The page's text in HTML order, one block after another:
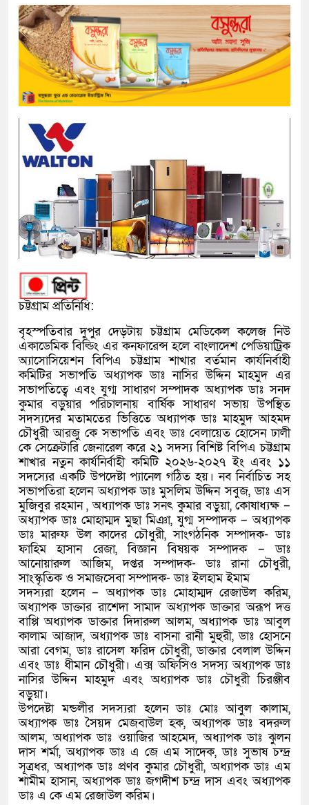
চট্টগ্রাম প্রতিনিধি:
বৃহস্পতিবার দুপুর দেড়টায় চট্টগ্রাম মেডিকেল কলেজ নিউ
একাডেমিক বিল্ডিং এর কনফারেন্স হলে বাংলাদেশ পেডিয়াট্রিক
অ্যাসোসিয়েশন বিপিএ চট্টগ্রাম শাখার বর্তমান কার্যনির্বাহী
কমিটির সভাপতি অধ্যাপক ডাঃ নাসির উদ্দিন মাহমুদ এর
সভাপতিত্বে এবং যুগ্ম সাধারণ সম্পাদক অধ্যাপক ডাঃ সনদ
কুমার বড়ুয়ার পরিচালনায় বার্ষিক সাধারণ সভায় উপস্থিত
সদস্যদের মতামতের ভিত্তিতে অধ্যাপক ডাঃ মাহমুদ আহমদ
চৌধুরী আরজু কে সভাপতি এবং ডাঃ বেলায়েত হোসেন ঢালী
কে সেক্রেটারি জেনারেল করে ২১ সদস্য বিশিষ্ট বিপিএ চট্টগ্রাম
শাখার নতুন কার্যনির্বাহী কমিটি ২০২৬-২০২৭ ইং এবং ১১
সদস্যের একটি উপদেষ্টা প্যানেল গঠিত হয়। নব নির্বাচিত সহ
সভাপতিরা হলেন অধ্যাপক ডাঃ মুসলিম উদ্দিন সবুজ, ডাঃ এস
মুজিবুর রহমান , অধ্যাপক ডাঃ সনৎ কুমার বড়ুয়া, কোষাধ্যক্ষ –
অধ্যাপক ডাঃ মোহাম্মদ মুছা মিঞা, যুগ্ম সম্পাদক – অধ্যাপক
ডাঃ মারুফ উল কাদের চৌধুরী, সাংগঠনিক সম্পাদক- ডাঃ
ফাহিম হাসান রেজা, বিজ্ঞান বিষয়ক সম্পাদক – ডাঃ
আনোয়ারুল আজিম, দপ্তর সম্পাদক- ডাঃ রানা চৌধুরী,
সাংস্কৃতিক ও সমাজসেবা সম্পাদক- ডাঃ ইলহাম ইমাম
সদস্যরা হলেন – অধ্যাপক ডাঃ মোহাম্মদ রেজাউল করিম,
অধ্যাপক ডাক্তার রাশেদা সামাদ অধ্যাপক ডাক্তার অরূপ দত্ত
বাপ্পি অধ্যাপক ডাক্তার দিদারুল আলম, অধ্যাপক ডাঃ আবুল
কালাম আজাদ, অধ্যাপক ডাঃ বাসনা রানী মুহুরী, ডাঃ হোসনে
আরা বেগম, ডাঃ রাসেল ফরিদ চৌধুরী, ডাক্তার বেলাল উদ্দিন
এবং ডাঃ ধীমান চৌধুরী। এক্স অফিসিও সদস্য অধ্যাপক ডাঃ
নাসির উদ্দিন মাহমুদ এবং অধ্যাপক ডাঃ চৌধুরী চিরঞ্জীব
বড়ুয়া।
উপদেষ্টা মন্ডলীর সদস্যরা হলেন ডাঃ মোঃ আবুল কালাম,
অধ্যাপক ডাঃ সৈয়দ মেজবাউল হক, অধ্যাপক ডাঃ বদরুল
আলম, অধ্যাপক ডাঃ ওয়াজির আহমেদ, অধ্যাপক ডাঃ ঝুলন
দাস শর্মা, অধ্যাপক ডাঃ এ জে এম সাদেক, ডাঃ সুভাষ চন্দ্র
সূত্রধর, অধ্যাপক ডাঃ প্রণব কুমার চৌধুরী, অধ্যাপক ডাঃ এম
শামীম হাসান, অধ্যাপক ডাঃ জগদীশ চন্দ্র দাস এবং অধ্যাপক
ডাঃ এ কে এম রেজাউল করিম।